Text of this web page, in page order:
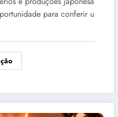
para conferir u